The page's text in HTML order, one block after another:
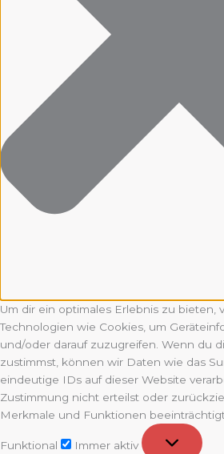
Um dir ein optimales Erlebnis zu bieten,
Technologien wie Cookies, um
und/oder darauf zuzugreifen. Wenn du
zustimmst, können wir Daten wie das
eindeutige IDs auf dieser Website
Zustimmung nicht erteilst oder
Merkmale und Funktionen
Funktional
Immer aktiv